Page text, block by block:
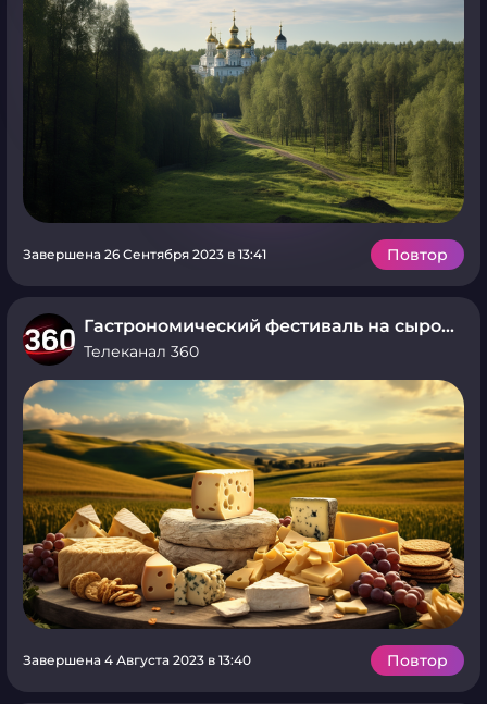
Завершена 26 Сентября 2023 в 13:41 Повтор
Гастрономический фестиваль на сыроварне Олега Сироты
Телеканал 360
Завершена 4 Августа 2023 в 13:40 Повтор